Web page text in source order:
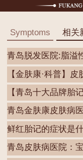
Symptoms 相关
青岛脱发医院:脂溢
【金肤康·科普】
【青岛十大品牌胎
青岛金肤康皮肤病
鲜红胎记的症状是
青岛皮肤病医院：